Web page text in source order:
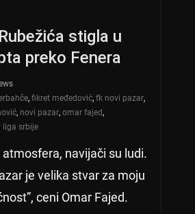
stigla u
preko Fenera
, fikret međedović, fk novi pazar,
, novi pazar, omar fajed,
liga srbije
atmosfera, navijači su ludi.
je velika stvar za moju
ceni Omar Fajed.